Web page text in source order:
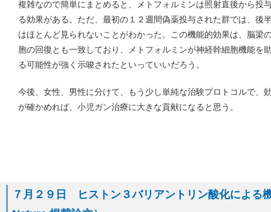
複雑なので簡単にまとめると、メトフォルミンは照射直後から投
る効果がある。ただ、最初の１２週間偽薬投与された群では、後
はほとんど見られないことがわかった。この機能的効果は、脳梁
胞の回復とも一致しており、メトフォルミンが神経幹細胞機能を
る可能性が強く示唆されたといっていいだろう。
今後、女性、男性に分けて、もう少し単純な治験プロトコルで、
が確かめれば、小児ガン治療に大きな貢献になると思う。
７月２９日 ヒストン３バリアントリン酸化による